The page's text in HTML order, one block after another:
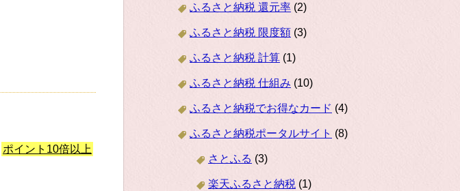
ポイント10倍以上
ふるさと納税 還元率 (2)
ふるさと納税 限度額 (3)
ふるさと納税 計算 (1)
ふるさと納税 仕組み (10)
ふるさと納税でお得なカード (4)
ふるさと納税ポータルサイト (8)
さとふる (3)
楽天ふるさと納税 (1)